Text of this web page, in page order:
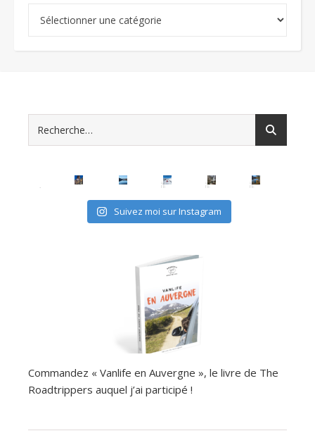
Suivez moi sur Instagram
Commandez « Vanlife en Auvergne », le livre de The
Roadtrippers auquel j’ai participé !